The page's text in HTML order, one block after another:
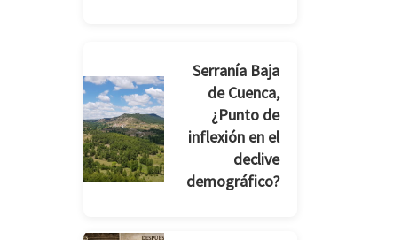
Serranía Baja
de Cuenca,
¿Punto de
inflexión en el
declive
demográfico?